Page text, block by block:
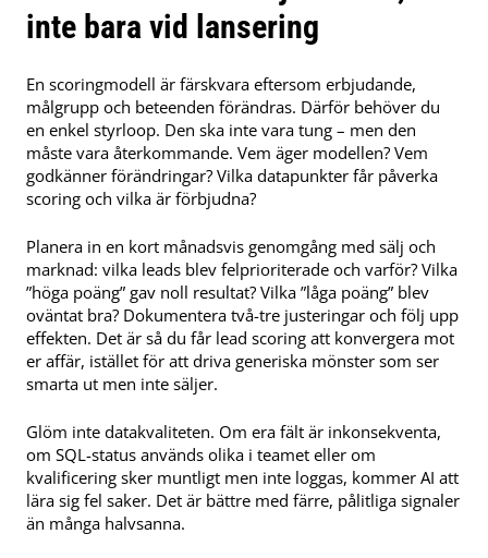
inte bara vid lansering
En scoringmodell är färskvara eftersom erbjudande,
målgrupp och beteenden förändras. Därför behöver du
en enkel styrloop. Den ska inte vara tung – men den
måste vara återkommande. Vem äger modellen? Vem
godkänner förändringar? Vilka datapunkter får påverka
scoring och vilka är förbjudna?
Planera in en kort månadsvis genomgång med sälj och
marknad: vilka leads blev felprioriterade och varför? Vilka
”höga poäng” gav noll resultat? Vilka ”låga poäng” blev
oväntat bra? Dokumentera två-tre justeringar och följ upp
effekten. Det är så du får lead scoring att konvergera mot
er affär, istället för att driva generiska mönster som ser
smarta ut men inte säljer.
Glöm inte datakvaliteten. Om era fält är inkonsekventa,
om SQL-status används olika i teamet eller om
kvalificering sker muntligt men inte loggas, kommer AI att
lära sig fel saker. Det är bättre med färre, pålitliga signaler
än många halvsanna.